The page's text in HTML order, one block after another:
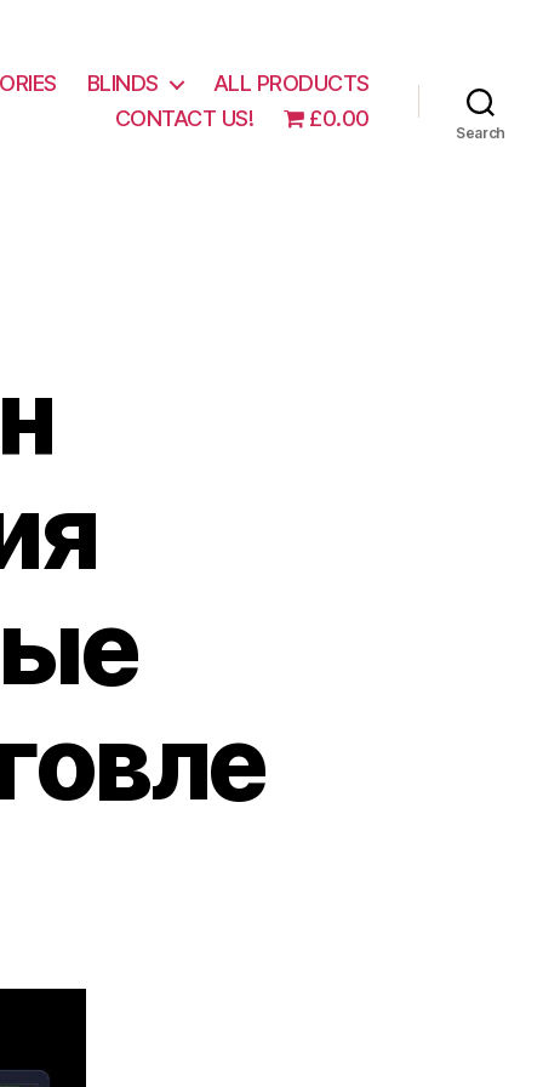
BLINDS
ALL PRODUCTS
CONTACT US!
£0.00
Search